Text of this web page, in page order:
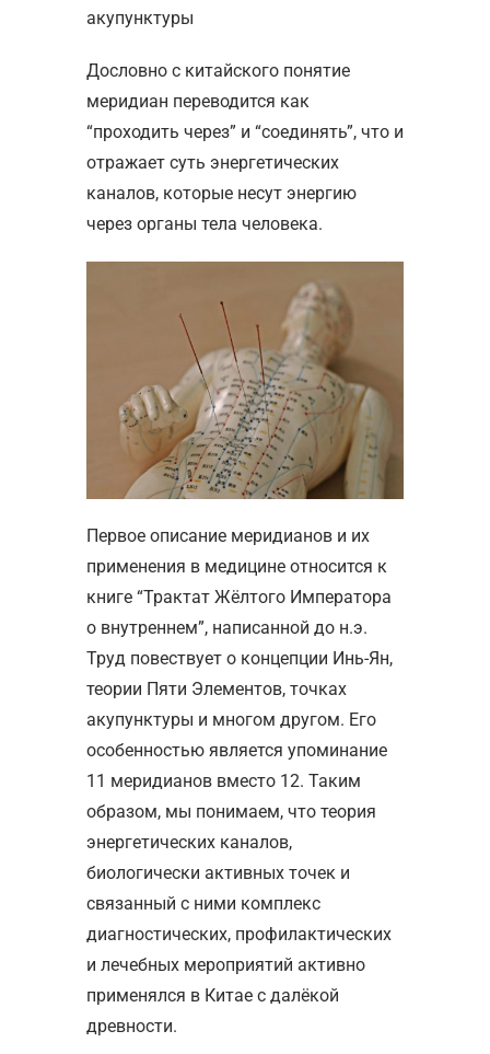
акупунктуры
Дословно с китайского понятие
меридиан переводится как
“проходить через” и “соединять”, что и
отражает суть энергетических
каналов, которые несут энергию
через органы тела человека.
Первое описание меридианов и их
применения в медицине относится к
книге “Трактат Жёлтого Императора
о внутреннем”, написанной до н.э.
Труд повествует о концепции Инь-Ян,
теории Пяти Элементов, точках
акупунктуры и многом другом. Его
особенностью является упоминание
11 меридианов вместо 12. Таким
образом, мы понимаем, что теория
энергетических каналов,
биологически активных точек и
связанный с ними комплекс
диагностических, профилактических
и лечебных мероприятий активно
применялся в Китае с далёкой
древности.